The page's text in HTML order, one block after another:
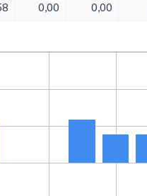
0,00 0,00